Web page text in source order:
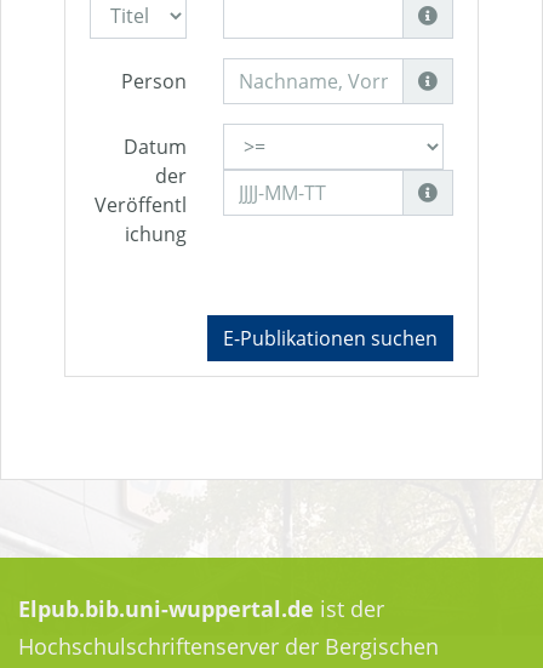
Person
Datum
der
Veröffentl
ichung
E-Publikationen suchen
Elpub.bib.uni-wuppertal.de ist der
Hochschulschriftenserver der Bergischen